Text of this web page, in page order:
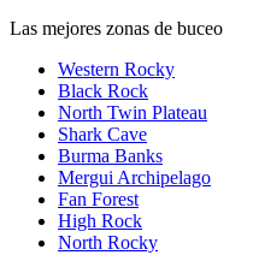
Las mejores zonas de buceo
Western Rocky
Black Rock
North Twin Plateau
Shark Cave
Burma Banks
Mergui Archipelago
Fan Forest
High Rock
North Rocky